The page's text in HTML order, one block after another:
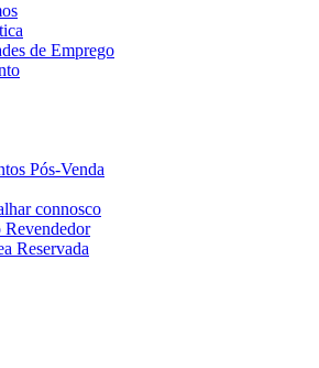
de Emprego
Pós-Venda
connosco
Revendedor
Reservada